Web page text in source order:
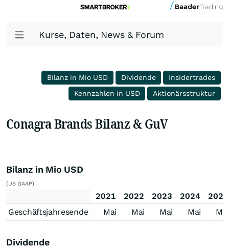
Kurse, Daten, News & Forum
Bilanz in Mio USD Dividende
Insidertrades
Kennzahlen in USD
Aktionärsstruktur
Conagra Brands Bilanz & GuV
Bilanz in Mio USD
(US GAAP)
2021 2022 2023 2024
2025
Geschäftsjahresende
Mai Mai Mai Mai Mai
Dividende